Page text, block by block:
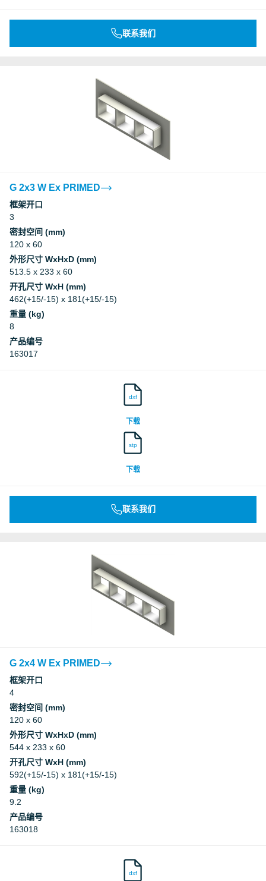
联系我们
G 2x3 W Ex PRIMED
框架开口
3
密封空间 (mm)
120 x 60
外形尺寸 WxHxD (mm)
513.5 x 233 x 60
开孔尺寸 WxH (mm)
462(+15/-15) x 181(+15/-15)
重量 (kg)
8
产品编号
163017
dxf
下载
stp
下载
联系我们
G 2x4 W Ex PRIMED
框架开口
4
密封空间 (mm)
120 x 60
外形尺寸 WxHxD (mm)
544 x 233 x 60
开孔尺寸 WxH (mm)
592(+15/-15) x 181(+15/-15)
重量 (kg)
9.2
产品编号
163018
dxf